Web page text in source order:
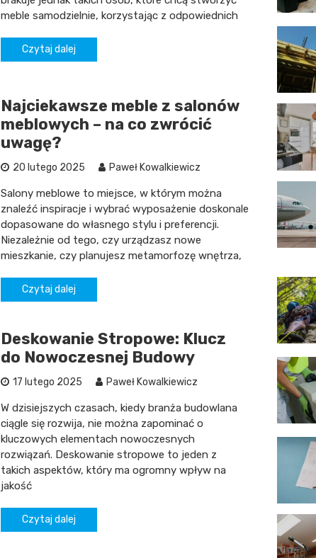
meble samodzielnie, korzystając z odpowiednich
Czytaj dalej
Najciekawsze meble z salonów
meblowych – na co zwrócić
uwagę?
20 lutego 2025 Paweł Kowalkiewicz
Salony meblowe to miejsce, w którym można
znaleźć inspiracje i wybrać wyposażenie doskonale
dopasowane do własnego stylu i preferencji.
Niezależnie od tego, czy urządzasz nowe
mieszkanie, czy planujesz metamorfozę wnętrza,
Czytaj dalej
Deskowanie Stropowe: Klucz
do Nowoczesnej Budowy
17 lutego 2025 Paweł Kowalkiewicz
W dzisiejszych czasach, kiedy branża budowlana
ciągle się rozwija, nie można zapominać o
kluczowych elementach nowoczesnych
rozwiązań. Deskowanie stropowe to jeden z
takich aspektów, który ma ogromny wpływ na
jakość
Czytaj dalej